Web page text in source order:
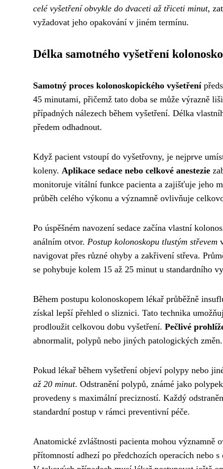
celé vyšetření obvykle do dvaceti až třiceti minut,
vyžadovat jeho opakování v jiném termínu.
Délka samotného vyšetření
Samotný proces kolonoskopického vyšetření
45 minutami, přičemž tato doba se může výrazně
případných nálezech během vyšetření. Délka
předem odhadnout.
Když pacient vstoupí do vyšetřovny, je nejprve
koleny. Aplikace sedace nebo celkové anestezie
monitoruje vitální funkce pacienta a zajišťuje jeho
průběh celého výkonu a významně ovlivňuje
Po úspěšném navození sedace začína vlastní
análním otvor. Postup kolonoskopu tlustým střevem
navigovat přes různé ohyby a zakřivení střeva.
se pohybuje kolem 15 až 25 minut u standardního
Během postupu kolonoskopem lékař průběžně
získal lepší přehled o sliznici. Tato technika
prodloužit celkovou dobu vyšetření. Pečlivé
abnormalit, polypů nebo jiných patologických změn.
Pokud lékař během vyšetření objeví polypy nebo
až 20 minut. Odstranění polypů, známé jako
provedeny s maximální precizností. Každý
standardní postup v rámci preventivní péče.
Anatomické zvláštnosti pacienta mohou
přítomností adhezí po předchozích operacích nebo